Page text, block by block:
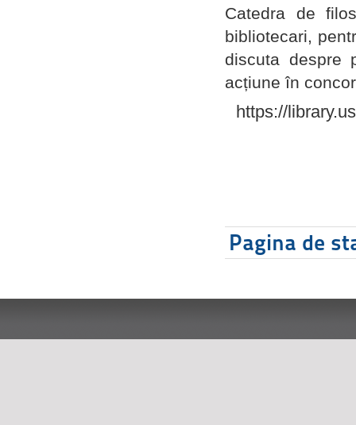
Catedra de
bibliotecari,
discuta despre
acțiune în
https://
Pagina de